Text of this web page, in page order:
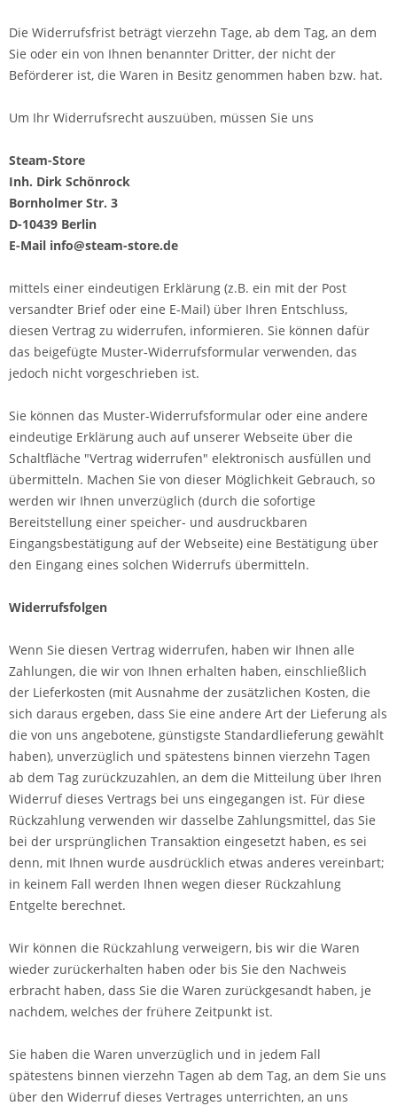
Die Widerrufsfrist beträgt vierzehn Tage, ab dem Tag, an dem
Sie oder ein von Ihnen benannter Dritter, der nicht der
Beförderer ist, die Waren in Besitz genommen haben bzw. hat.
Um Ihr Widerrufsrecht auszuüben, müssen Sie uns
Steam-Store
Inh. Dirk Schönrock
Bornholmer Str. 3
D-10439 Berlin
E-Mail info@steam-store.de
mittels einer eindeutigen Erklärung (z.B. ein mit der Post
versandter Brief oder eine E-Mail) über Ihren Entschluss,
diesen Vertrag zu widerrufen, informieren. Sie können dafür
das beigefügte Muster-Widerrufsformular verwenden, das
jedoch nicht vorgeschrieben ist.
Sie können das Muster-Widerrufsformular oder eine andere
eindeutige Erklärung auch auf unserer Webseite über die
Schaltfläche "Vertrag widerrufen" elektronisch ausfüllen und
übermitteln. Machen Sie von dieser Möglichkeit Gebrauch, so
werden wir Ihnen unverzüglich (durch die sofortige
Bereitstellung einer speicher- und ausdruckbaren
Eingangsbestätigung auf der Webseite) eine Bestätigung über
den Eingang eines solchen Widerrufs übermitteln.
Widerrufsfolgen
Wenn Sie diesen Vertrag widerrufen, haben wir Ihnen alle
Zahlungen, die wir von Ihnen erhalten haben, einschließlich
der Lieferkosten (mit Ausnahme der zusätzlichen Kosten, die
sich daraus ergeben, dass Sie eine andere Art der Lieferung als
die von uns angebotene, günstigste Standardlieferung gewählt
haben), unverzüglich und spätestens binnen vierzehn Tagen
ab dem Tag zurückzuzahlen, an dem die Mitteilung über Ihren
Widerruf dieses Vertrags bei uns eingegangen ist. Für diese
Rückzahlung verwenden wir dasselbe Zahlungsmittel, das Sie
bei der ursprünglichen Transaktion eingesetzt haben, es sei
denn, mit Ihnen wurde ausdrücklich etwas anderes vereinbart;
in keinem Fall werden Ihnen wegen dieser Rückzahlung
Entgelte berechnet.
Wir können die Rückzahlung verweigern, bis wir die Waren
wieder zurückerhalten haben oder bis Sie den Nachweis
erbracht haben, dass Sie die Waren zurückgesandt haben, je
nachdem, welches der frühere Zeitpunkt ist.
Sie haben die Waren unverzüglich und in jedem Fall
spätestens binnen vierzehn Tagen ab dem Tag, an dem Sie uns
über den Widerruf dieses Vertrages unterrichten, an uns